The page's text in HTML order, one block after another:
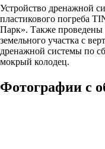
Устройство дренажной
пластикового погреба
Парк». Также проведены
земельного участка с
дренажной системы по
мокрый колодец.
Фотографии с